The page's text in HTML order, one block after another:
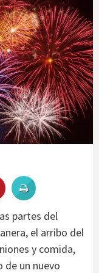
partes del
el arribo del
y comida,
un nuevo